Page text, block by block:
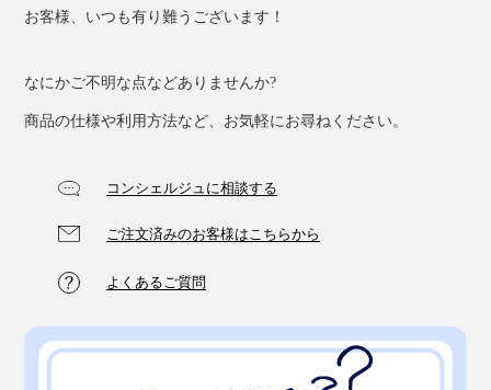
お客様、いつも有り難うございます！
なにかご不明な点などありませんか?
商品の仕様や利用方法など、お気軽にお尋ねください。
コンシェルジュに相談する
ご注文済みのお客様はこちらから
よくあるご質問